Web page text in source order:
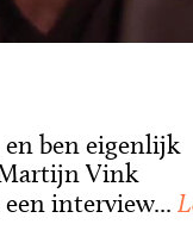
en ben eigenlijk
Martijn Vink
interview...